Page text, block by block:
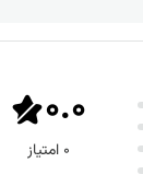
0.0
0 امتیاز